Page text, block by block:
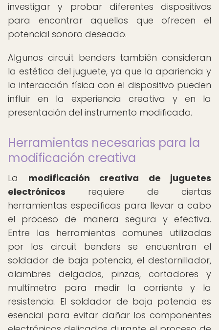
investigar y probar diferentes dispositivos
para encontrar aquellos que ofrecen el
potencial sonoro deseado.
Algunos circuit benders también consideran
la estética del juguete, ya que la apariencia y
la interacción física con el dispositivo pueden
influir en la experiencia creativa y en la
presentación del instrumento modificado.
Herramientas necesarias para la
modificación creativa
La modificación creativa de juguetes
electrónicos requiere de ciertas
herramientas específicas para llevar a cabo
el proceso de manera segura y efectiva.
Entre las herramientas comunes utilizadas
por los circuit benders se encuentran el
soldador de baja potencia, el destornillador,
alambres delgados, pinzas, cortadores y
multímetro para medir la corriente y la
resistencia. El soldador de baja potencia es
esencial para evitar dañar los componentes